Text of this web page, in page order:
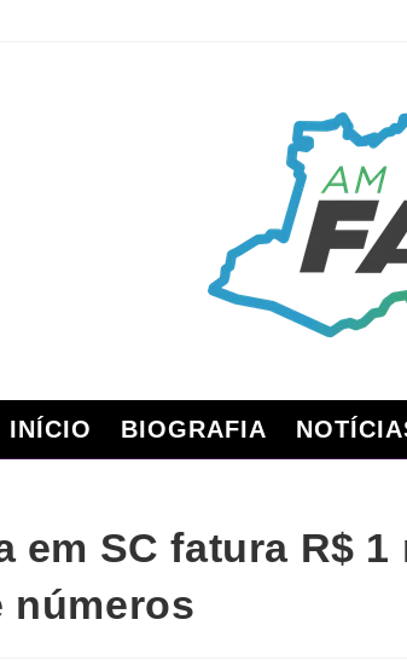
INÍCIO BIOGRAFIA
em SC fatura R$
números